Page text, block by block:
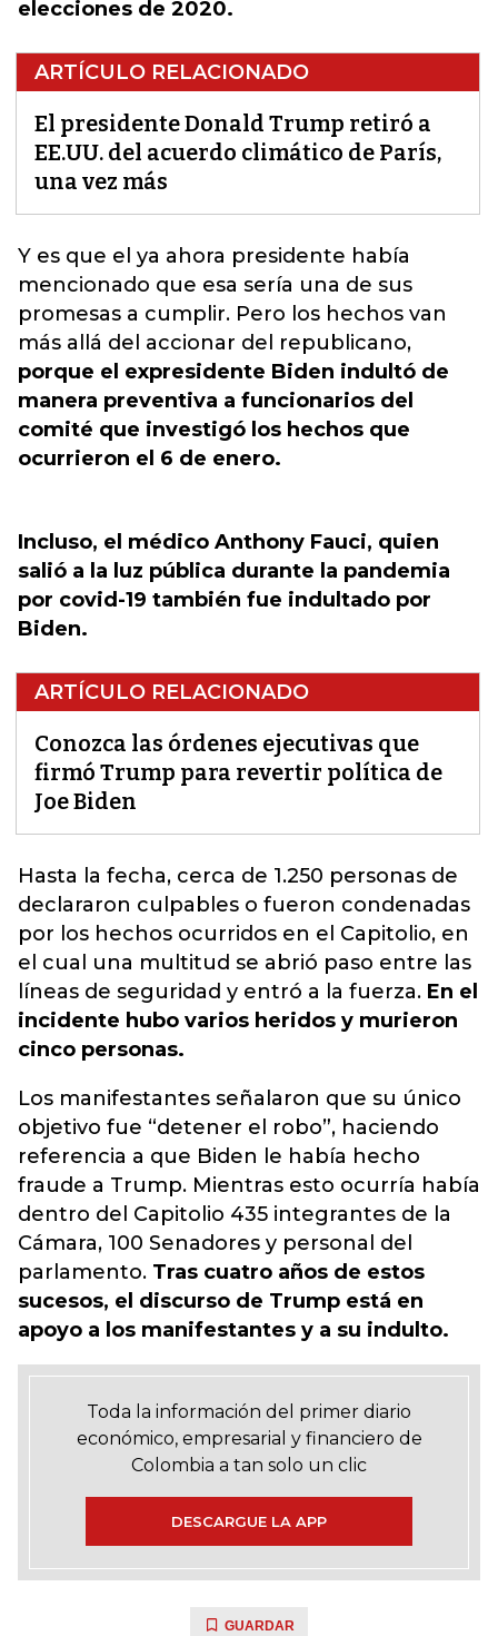
elecciones de 2020.
ARTÍCULO RELACIONADO
El presidente Donald Trump retiró a
EE.UU. del acuerdo climático de París,
una vez más
Y es que el ya ahora presidente había
mencionado que esa sería una de sus
promesas a cumplir. Pero los hechos van
más allá del accionar del republicano,
porque el expresidente Biden indultó de
manera preventiva a funcionarios del
comité que investigó los hechos que
ocurrieron el 6 de enero.
Incluso, el médico Anthony Fauci, quien
salió a la luz pública durante la pandemia
por covid-19 también fue indultado por
Biden.
ARTÍCULO RELACIONADO
Conozca las órdenes ejecutivas que
firmó Trump para revertir política de
Joe Biden
Hasta la fecha, cerca de 1.250 personas de
declararon culpables o fueron condenadas
por los hechos ocurridos en el Capitolio, en
el cual una multitud se abrió paso entre las
líneas de seguridad y entró a la fuerza. En el
incidente hubo varios heridos y murieron
cinco personas.
Los manifestantes señalaron que su único
objetivo fue “detener el robo”, haciendo
referencia a que Biden le había hecho
fraude a Trump. Mientras esto ocurría había
dentro del Capitolio 435 integrantes de la
Cámara, 100 Senadores y personal del
parlamento. Tras cuatro años de estos
sucesos, el discurso de Trump está en
apoyo a los manifestantes y a su indulto.
Toda la información del primer diario
económico, empresarial y financiero de
Colombia a tan solo un clic
DESCARGUE LA APP
GUARDAR